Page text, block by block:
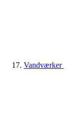
Vandværker